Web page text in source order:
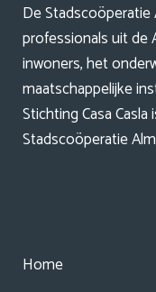
De
professionals uit de
inwoners, het
maatschappelijke
Stichting Casa
Stadscoöperatie
Home